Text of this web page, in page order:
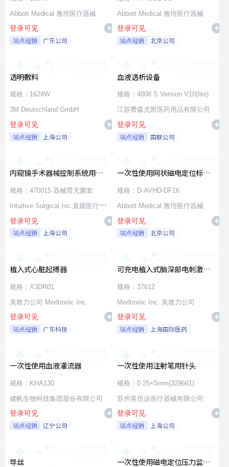
Abbott Medical 雅培医疗器械
登录可见
站点经销 广东公司
Abbott Medical 雅培医疗器械
登录可见
站点经销 北京公司
透明敷料
规格：1624W
3M Deutschland GmbH
登录可见
站点经销 上海公司
血液透析设备
规格：4008 S Version V10(lite)
江苏费森尤斯医药用品有限公司
登录可见
站点经销 国联公司
内窥镜手术器械控制系统用无
源器械和附件
规格：470015 器械臂无菌套
Intuitive Surgical,Inc.直观医疗公
司
登录可见
站点经销 上海公司
一次性使用网状磁电定位标测
导管
规格：D-AVHD-DF16
Abbott Medical 雅培医疗器械
登录可见
站点经销 北京公司
植入式心脏起搏器
规格：X3DR01
美敦力公司 Medtronic Inc.
登录可见
站点经销 广东科技
可充电植入式脑深部电刺激脉
冲发生器套件
规格：37612
Medtronic Inc. 美敦力公司
登录可见
站点经销 上海国际医药
一次性使用血液灌流器
规格：KHA130
健帆生物科技集团股份有限公司
登录可见
站点经销 辽宁公司
一次性使用注射笔用针头
规格：0.25×5mm(329661)
苏州英佰达医疗器械有限公司
登录可见
站点经销 上海公司
导丝
一次性使用磁电定位压力监测